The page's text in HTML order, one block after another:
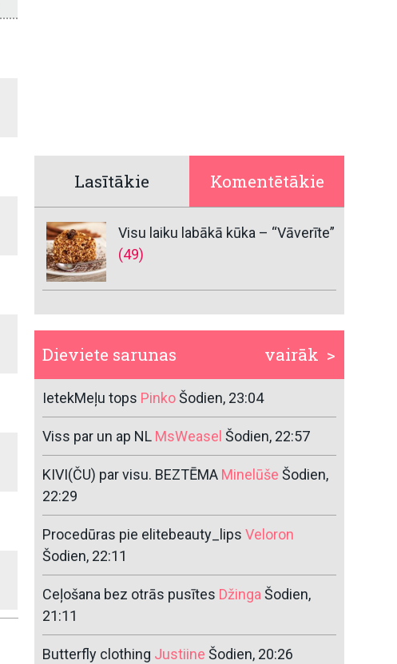
Lasītākie Komentētākie
Visu laiku labākā kūka – “Vāverīte”
(49)
vairāk >
Dieviete sarunas
IetekMeļu tops PinkoŠodien, 23:04
Viss par un ap NL MsWeasel Šodien, 22:57
KIVI(ČU) par visu. BEZTĒMA Minelūše Šodien,
22:29
Procedūras pie elitebeauty_lips Veloron
Šodien, 22:11
Ceļošana bez otrās pusītes DžingaŠodien,
21:11
Butterfly clothing Justiine Šodien, 20:26